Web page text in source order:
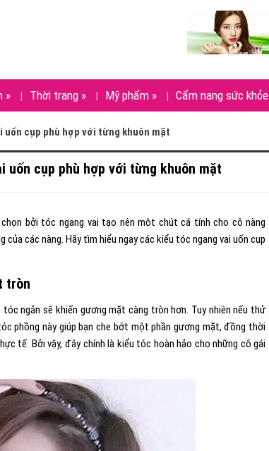
» Thời trang » Mỹ phẩm » Cẩm nang sức khỏe
uốn cụp phù hợp với từng khuôn mặt
uốn cụp phù hợp với từng khuôn mặt
bởi tóc ngang vai tạo nên một chút cá tính cho cô nàng
các nàng. Hãy tìm hiểu ngay các kiểu tóc ngang vai uốn cụp
tròn
ngắn sẽ khiến gương mặt càng tròn hơn. Tuy nhiên nếu thử
phồng này giúp bạn che bớt một phần gương mặt, đồng thời
tế. Bởi vậy, đây chính là kiểu tóc hoàn hảo cho những cô gái